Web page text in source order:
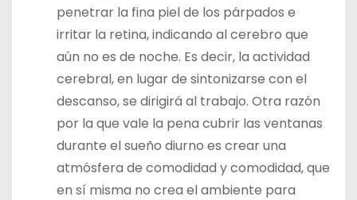
penetrar la fina piel de los párpados e
irritar la retina, indicando al cerebro que
aún no es de noche. Es decir, la actividad
cerebral, en lugar de sintonizarse con el
descanso, se dirigirá al trabajo. Otra razón
por la que vale la pena cubrir las ventanas
durante el sueño diurno es crear una
atmósfera de comodidad y comodidad, que
en sí misma no crea el ambiente para